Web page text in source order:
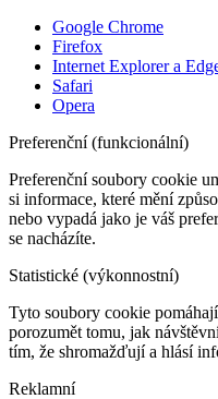
Google Chrome
Firefox
Internet Explorer a
Safari
Opera
Preferenční (funkcionální)
Preferenční soubory cookie
si informace, které mění
nebo vypadá jako je váš
se nacházíte.
Statistické (výkonnostní)
Tyto soubory cookie
porozumět tomu, jak
tím, že shromažďují a hlásí
Reklamní